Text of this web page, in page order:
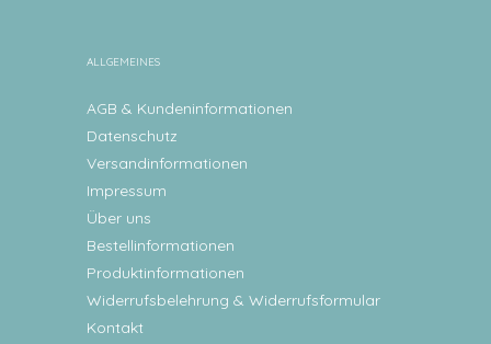
ALLGEMEINES
AGB & Kundeninformationen
Datenschutz
Versandinformationen
Impressum
Über uns
Bestellinformationen
Produktinformationen
Widerrufsbelehrung & Widerrufsformular
Kontakt